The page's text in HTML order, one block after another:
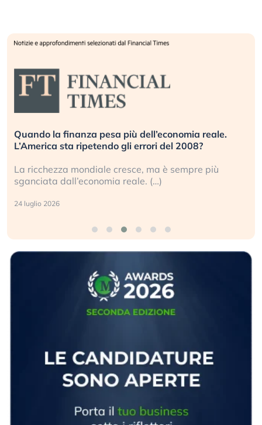
Quando la finanza pesa più dell’economia reale.
L’America sta ripetendo gli errori del 2008?
La ricchezza mondiale cresce, ma è sempre più
sganciata dall’economia reale. (…)
24 luglio 2026